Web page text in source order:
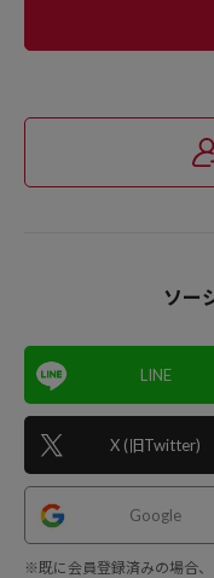
ソー
LINE
X (旧Twitter)
Google
※既に会員登録済みの場合